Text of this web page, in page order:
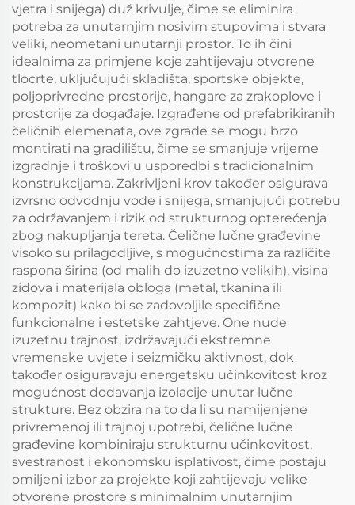
vjetra i snijega) duž krivulje, čime se eliminira
potreba za unutarnjim nosivim stupovima i stvara
veliki, neometani unutarnji prostor. To ih čini
idealnima za primjene koje zahtijevaju otvorene
tlocrte, uključujući skladišta, sportske objekte,
poljoprivredne prostorije, hangare za zrakoplove i
prostorije za događaje. Izgrađene od prefabrikiranih
čeličnih elemenata, ove zgrade se mogu brzo
montirati na gradilištu, čime se smanjuje vrijeme
izgradnje i troškovi u usporedbi s tradicionalnim
konstrukcijama. Zakrivljeni krov također osigurava
izvrsno odvodnju vode i snijega, smanjujući potrebu
za održavanjem i rizik od strukturnog opterećenja
zbog nakupljanja tereta. Čelične lučne građevine
visoko su prilagodljive, s mogućnostima za različite
raspona širina (od malih do izuzetno velikih), visina
zidova i materijala obloga (metal, tkanina ili
kompozit) kako bi se zadovoljile specifične
funkcionalne i estetske zahtjeve. One nude
izuzetnu trajnost, izdržavajući ekstremne
vremenske uvjete i seizmičku aktivnost, dok
također osiguravaju energetsku učinkovitost kroz
mogućnost dodavanja izolacije unutar lučne
strukture. Bez obzira na to da li su namijenjene
privremenoj ili trajnoj upotrebi, čelične lučne
građevine kombiniraju strukturnu učinkovitost,
svestranost i ekonomsku isplativost, čime postaju
omiljeni izbor za projekte koji zahtijevaju velike
otvorene prostore s minimalnim unutarnjim